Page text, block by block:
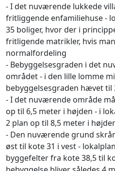
- I det nuværende lukkede
fritliggende enfamiliehuse -
35 boliger, hvor der i
fritligende matrikler, hvis
normalfordeling
- Bebyggelsesgraden i det
området - i den lille lomme
bebyggelsesgraden hævet til
- I det nuværende område
op til 6,5 meter i højden - i
2 plan op til 8,5 meter i
- Den nuværende grund
øst til kote 31 i vest -
byggefelter fra kote 38,5 til